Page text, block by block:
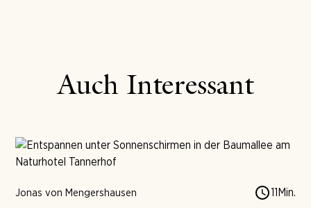
Auch Interessant
Jonas von Mengershausen 11 Min.